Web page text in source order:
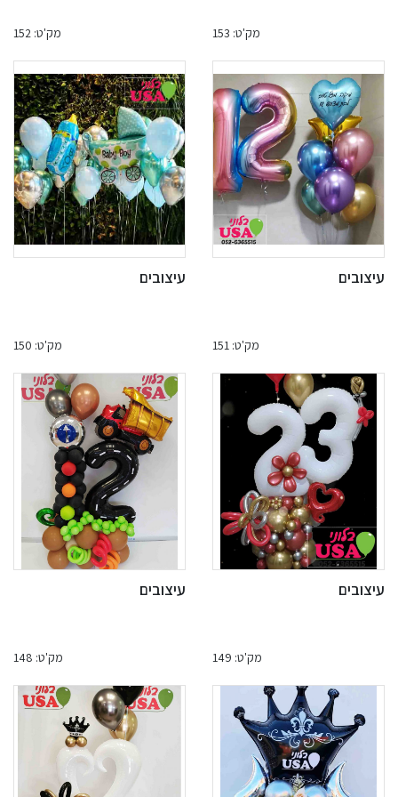
מק'ט: 153 מק'ט: 152
עיצובים
מק'ט: 151
עיצובים
מק'ט: 150
עיצובים
מק'ט: 149
עיצובים
מק'ט: 148